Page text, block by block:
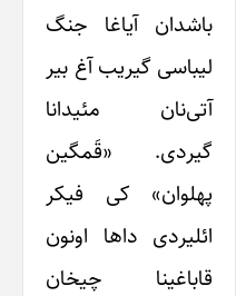
باشدان آیاغا جنگ
لیباسی گیریب آغ بیر
آتی‌نان مئیدانا
گیردی. «قَمگین
پهلوان» کی فیکر
ائلیردی داها اونون
قاباغینا چیخان